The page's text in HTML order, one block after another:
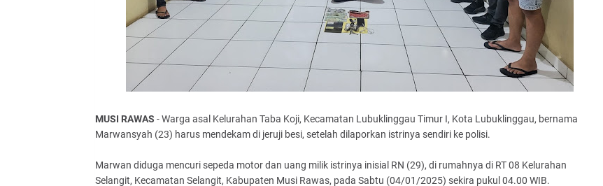
MUSI RAWAS - Warga asal Kelurahan Taba Koji, Kecamatan Lubuklinggau Timur I, Kota Lubuklinggau, bernama
Marwansyah (23) harus mendekam di jeruji besi, setelah dilaporkan istrinya sendiri ke polisi.
Marwan diduga mencuri sepeda motor dan uang milik istrinya inisial RN (29), di rumahnya di RT 08 Kelurahan
Selangit, Kecamatan Selangit, Kabupaten Musi Rawas, pada Sabtu (04/01/2025) sekira pukul 04.00 WIB.